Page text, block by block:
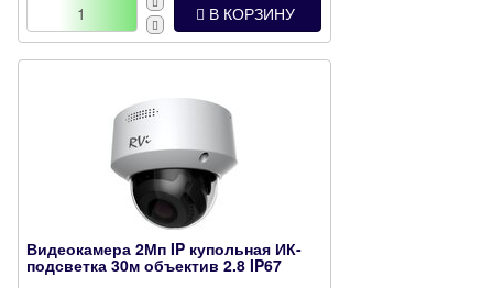
В КОРЗИНУ
Видеокамера 2Мп IP купольная ИК-
подсветка 30м объектив 2.8 IP67